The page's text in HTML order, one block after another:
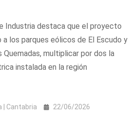
Industria destaca que el proyecto
a los parques eólicos de El Escudo y
Quemadas, multiplicar por dos la
instalada en la región
| Cantabria 22/06/2026